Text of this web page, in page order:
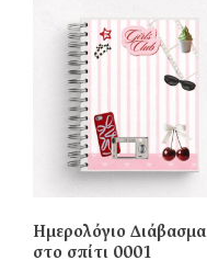
Ημερολόγιο Διάβασμα
στο σπίτι 0001